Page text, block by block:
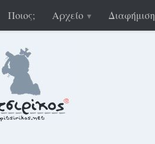
Ποιος; Αρχείο Διαφήμιση